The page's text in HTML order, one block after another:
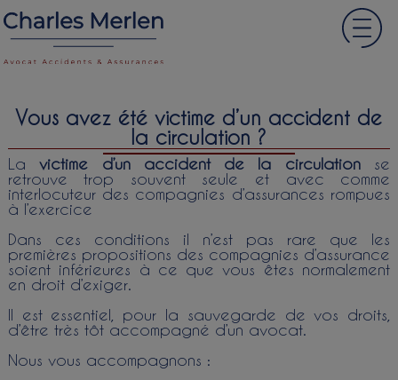
Vous avez été victime d’un accident de
la circulation ?
Lavictime d’un accident de la circulationse
retrouve trop souvent seule et avec comme
interlocuteur des compagnies d’assurances rompues
à l’exercice
Dans ces conditions il n’est pas rare que les
premières propositions des compagnies d’assurance
soient inférieures à ce que vous êtes normalement
en droit d’exiger.
Il est essentiel, pour la sauvegarde de vos droits,
d’être très tôt accompagné d’un avocat.
Nous vous accompagnons :